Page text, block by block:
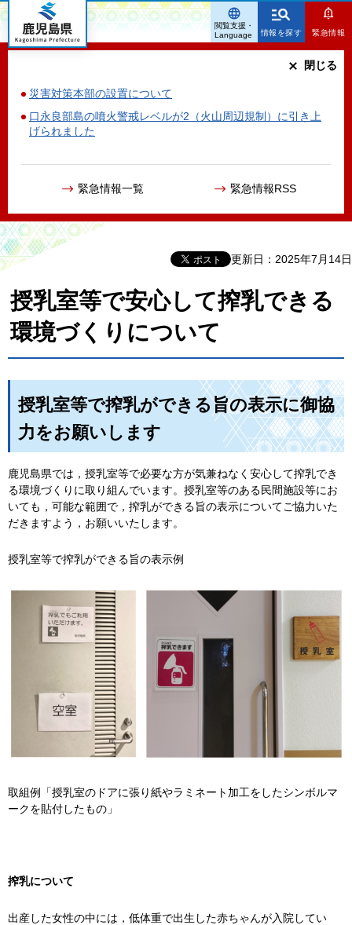
鹿児島県
情報を探す 緊急情報
災害対策本部の設置について
口永良部島の噴火警戒レベルが2（火山周辺規制）に引き上
げられました
緊急情報一覧 緊急情報RSS
閉じる
閲覧支援・
Language
更新日：2025年7月14日
授乳室等で安心して搾乳できる
環境づくりについて
授乳室等で搾乳ができる旨の表示に御協
力をお願いします
鹿児島県では，授乳室等で必要な方が気兼ねなく安心して搾乳でき
る環境づくりに取り組んでいます。授乳室等のある民間施設等にお
いても，可能な範囲で，搾乳ができる旨の表示についてご協力いた
だきますよう，お願いいたします。
授乳室等で搾乳ができる旨の表示例
取組例「授乳室のドアに張り紙やラミネート加工をしたシンボルマ
ークを貼付したもの」
搾乳について
出産した女性の中には，低体重で出生した赤ちゃんが入院してい